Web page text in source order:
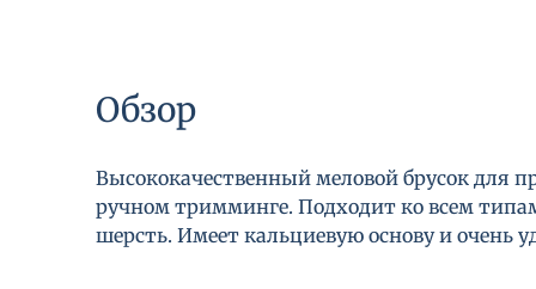
Обзор
Высококачественный меловой брусок для
ручном тримминге. Подходит ко всем
шерсть. Имеет кальциевую основу и очень